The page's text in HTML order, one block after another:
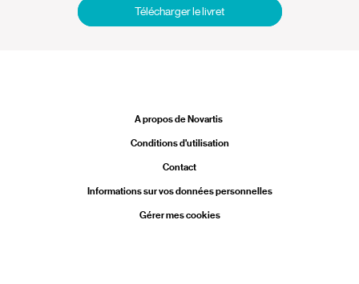
Télécharger le livret
A propos de Novartis
Conditions d'utilisation
Contact
Informations sur vos données personnelles
Gérer mes cookies